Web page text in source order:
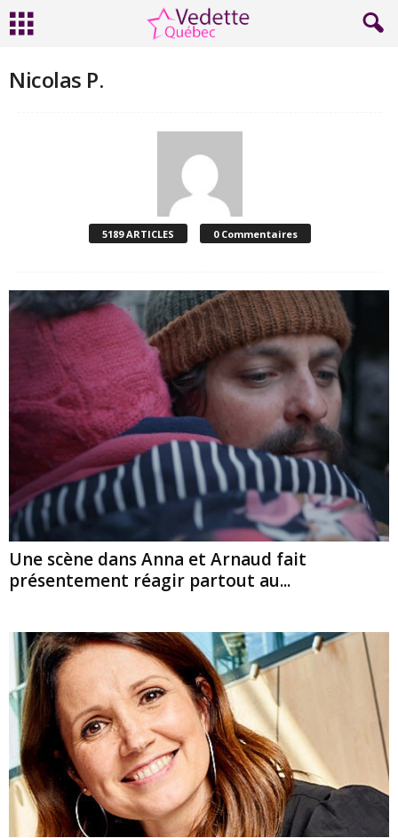
Nicolas P.
5189 ARTICLES 0 Commentaires
Une scène dans Anna et Arnaud fait
présentement réagir partout au...